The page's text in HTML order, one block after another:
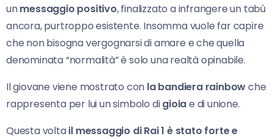
unmessaggio positivo, finalizzato a infrangere un tabù
ancora, purtroppo esistente. Insomma vuole far capire
che non bisogna vergognarsi di amare e che quella
denominata “normalità” è solo una realtà opinabile.
Il giovane viene mostrato con la bandiera rainbowche
rappresenta per lui un simbolo digioiae di unione.
Questa voltail messaggio di Rai 1 è stato forte e